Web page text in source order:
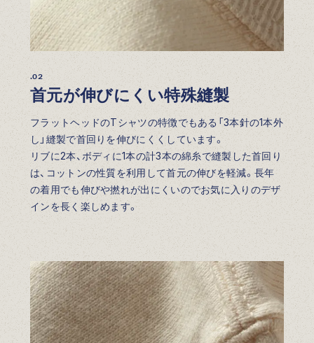
.02
首元が伸びにくい特殊縫製
フラットヘッドのTシャツの特徴でもある「3本針の1本外
し」縫製で首回りを伸びにくくしています。
リブに2本、ボディに1本の計3本の綿糸で縫製した首回り
は、コットンの性質を利用して首元の伸びを軽減。長年
の着用でも伸びや撚れが出にくいのでお気に入りのデザ
インを長く楽しめます。